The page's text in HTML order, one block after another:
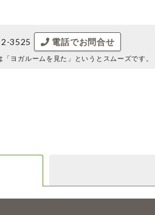
3525 電話でお問合せ
「ヨガルームを見た」というとスムーズです。